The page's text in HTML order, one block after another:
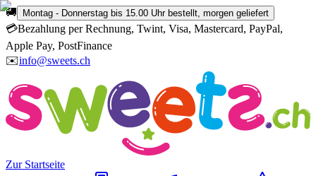
🚚 Montag - Donnerstag bis 15.00 Uhr bestellt, morgen geliefert
💳Bezahlung per Rechnung, Twint, Visa, Mastercard, PayPal,
Apple Pay, PostFinance
✉️info@sweets.ch
Zur Startseite